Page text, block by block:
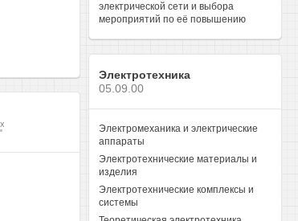
электрической сети и выбора
мероприятий по её повышению
Электротехника
05.09.00
Электромеханика и электрические
аппараты
Электротехнические материалы и
изделия
Электротехнические комплексы и
системы